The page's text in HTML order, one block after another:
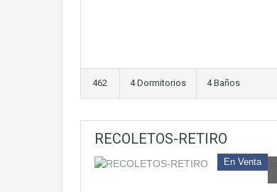
462 4 Dormitorios 4 Baños
RECOLETOS-RETIRO
En Venta